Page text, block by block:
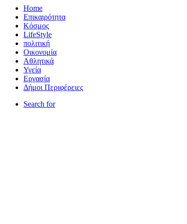
Home
Επικαιρότητα
Κόσμος
LifeStyle
πολιτική
Οικονομία
Αθλητικά
Υγεία
Εργασία
Δήμοι Περιφέρειες
Search for